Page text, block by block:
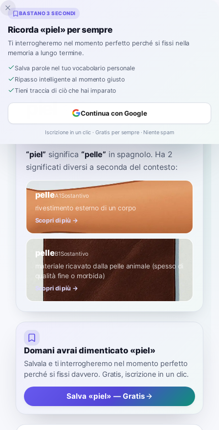
Inklingo
Home›Spagnolo›Dizionario›piel
piel
pyehl pjel
“piel” significa “pelle” in spagnolo. Ha 2
significati diversi a seconda del contesto:
pelleA1Sostantivo
rivestimento esterno di un corpo
Scopri di più →
pelleB1Sostantivo
materiale ricavato dalla pelle animale (spesso di
qualità fine o morbida)
Scopri di più →
Domani avrai dimenticato «piel»
Salvala e ti interrogheremo nel momento perfetto
perché si fissi davvero. Gratis, iscrizione in un clic.
Salva «piel» — Gratis
BASTANO 3 SECONDI
Ricorda «piel» per sempre
Ti interrogheremo nel momento perfetto perché si fissi nella
memoria a lungo termine.
Salva parole nel tuo vocabolario personale
Ripasso intelligente al momento giusto
Tieni traccia di ciò che hai imparato
Continua con Google
Iscrizione in un clic · Gratis per sempre · Niente spam